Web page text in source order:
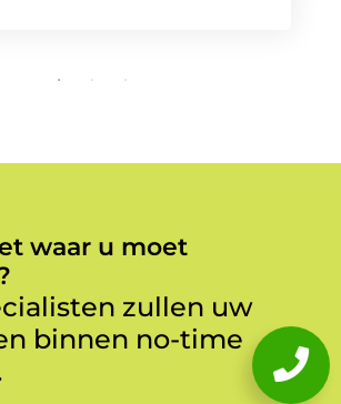
waar u moet
zullen uw
binnen no-time